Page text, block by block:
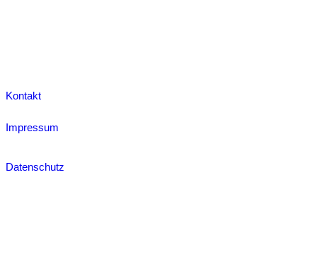
Kontakt
Impressum
Datenschutz